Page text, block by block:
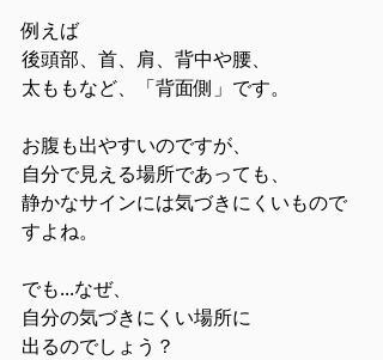
例えば
後頭部、首、肩、背中や腰、
太ももなど、「背面側」です。
お腹も出やすいのですが、
自分で見える場所であっても、
静かなサインには気づきにくいもので
すよね。
でも...なぜ、
自分の気づきにくい場所に
出るのでしょう？